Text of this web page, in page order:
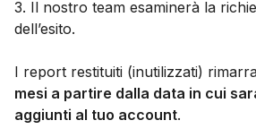
3. Il nostro team esaminerà la
dell’esito.
I report restituiti (inutilizzati)
mesi a partire dalla data in cui
aggiunti al tuo account.